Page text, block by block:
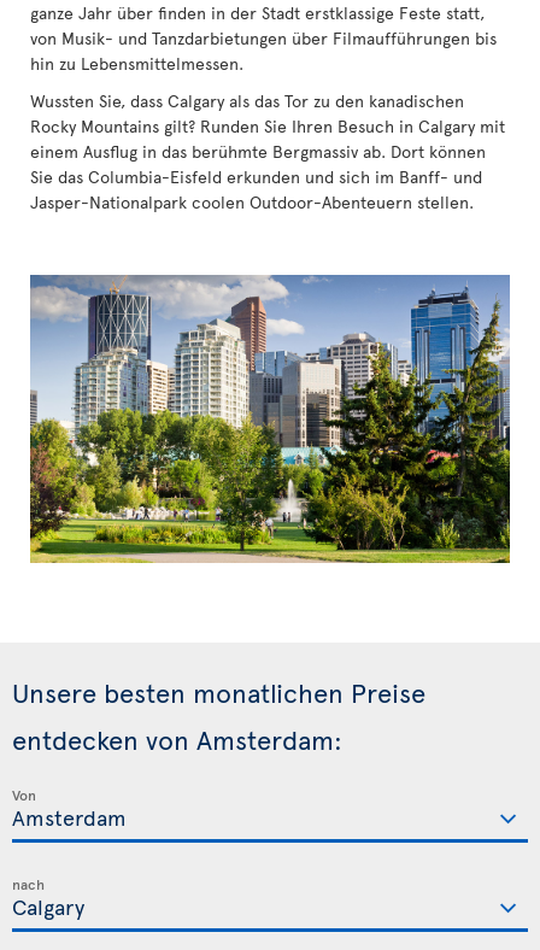
ganze Jahr über finden in der Stadt erstklassige Feste statt,
von Musik- und Tanzdarbietungen über Filmaufführungen bis
hin zu Lebensmittelmessen.
Wussten Sie, dass Calgary als das Tor zu den kanadischen
Rocky Mountains gilt? Runden Sie Ihren Besuch in Calgary mit
einem Ausflug in das berühmte Bergmassiv ab. Dort können
Sie das Columbia-Eisfeld erkunden und sich im Banff- und
Jasper-Nationalpark coolen Outdoor-Abenteuern stellen.
Unsere besten monatlichen Preise
entdecken von Amsterdam:
Von
nach